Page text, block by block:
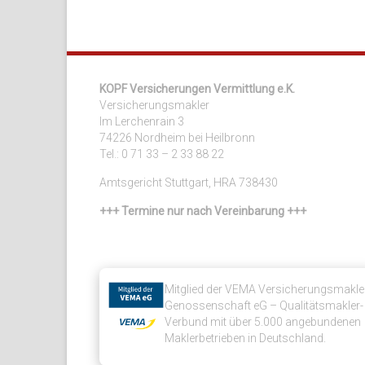
KOPF Versicherungen Vermittlung e.K.
Versicherungsmakler
Im Lerchenrain 3
74226 Nordheim bei Heilbronn
Tel.: 0 71 33 – 2 33 88 22
Amtsgericht Stuttgart, HRA 738430
+++ Termine nur nach Vereinbarung +++
Mitglied der VEMA
Genossenschaft eG – Qualitätsmakler-
Verbund mit über 5.000 angebundenen
Maklerbetrieben in Deutschland.